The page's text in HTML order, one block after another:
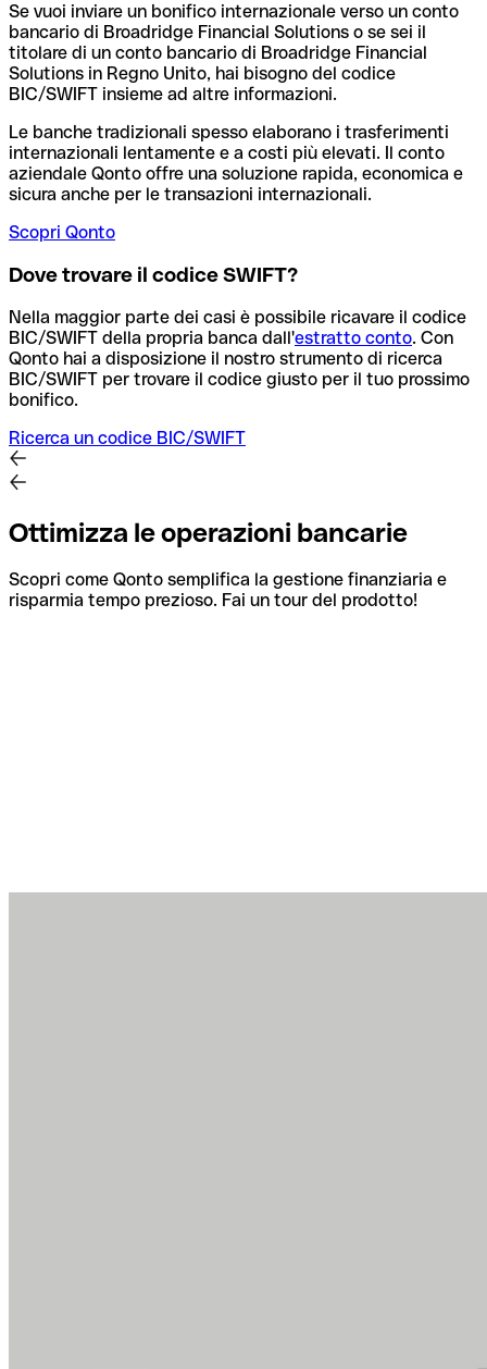
Se vuoi inviare un bonifico internazionale verso un conto
bancario di Broadridge Financial Solutions o se sei il
titolare di un conto bancario di Broadridge Financial
Solutions in Regno Unito, hai bisogno del codice
BIC/SWIFT insieme ad altre informazioni.
Le banche tradizionali spesso elaborano i trasferimenti
internazionali lentamente e a costi più elevati. Il conto
aziendale Qonto offre una soluzione rapida, economica e
sicura anche per le transazioni internazionali.
Scopri Qonto
Dove trovare il codice SWIFT?
Nella maggior parte dei casi è possibile ricavare il codice
BIC/SWIFT della propria banca dall'estratto conto. Con
Qonto hai a disposizione il nostro strumento di ricerca
BIC/SWIFT per trovare il codice giusto per il tuo prossimo
bonifico.
Ricerca un codice BIC/SWIFT
Ottimizza le operazioni bancarie
Scopri come Qonto semplifica la gestione finanziaria e
risparmia tempo prezioso. Fai un tour del prodotto!